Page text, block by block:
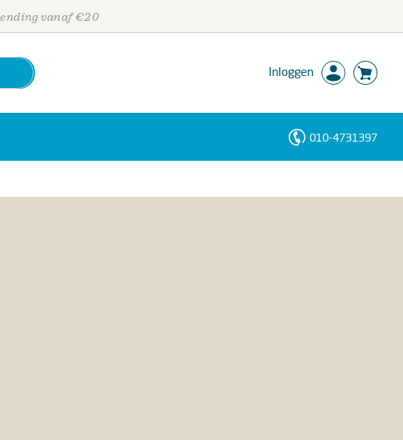
vanaf €20
Inloggen
010-4731397
Personen